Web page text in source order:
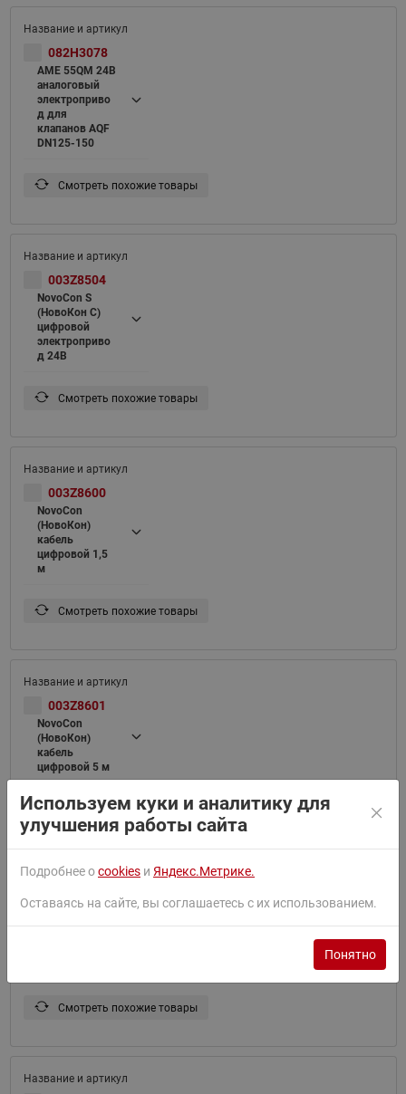
082H3078
AME 55QM 24В
аналоговый
электроприво
д для
клапанов AQF
DN125-150
Смотреть похожие товары
003Z8504
NovoCon S
(НовоКон С)
цифровой
электроприво
д 24В
Смотреть похожие товары
003Z8600
NovoCon
(НовоКон)
кабель
цифровой 1,5
м
Смотреть похожие товары
003Z8601
NovoCon
(НовоКон)
кабель
цифровой 5 м
Смотреть похожие товары
003Z8602
Смотреть похожие товары
Используем куки и аналитику для
улучшения работы сайта
Подробнее оcookies и Яндекс.Метрике.
Оставаясь на сайте, вы соглашаетесь с их использованием.
Понятно